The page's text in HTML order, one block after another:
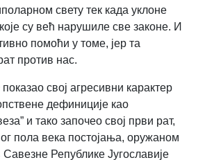
свету тек када уклоне
су већ нарушиле све законе. И
помоћи у томе, јер та
против нас.
свој агресивни карактер
дефиниције као
и тако започео свој први рат,
пола века постојања, оружаном
Савезне Републике Југославије